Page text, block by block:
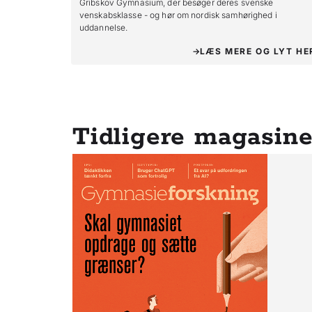
Gribskov Gymnasium, der besøger deres svenske
venskabsklasse - og hør om nordisk samhørighed i
uddannelse.
LÆS MERE OG LYT
Tidligere